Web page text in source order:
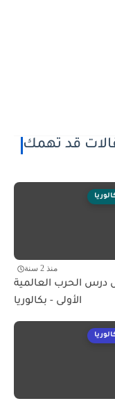
قد تهمك
منذ 2 سنة
الحرب العالمية
الأولى - بكالوريا